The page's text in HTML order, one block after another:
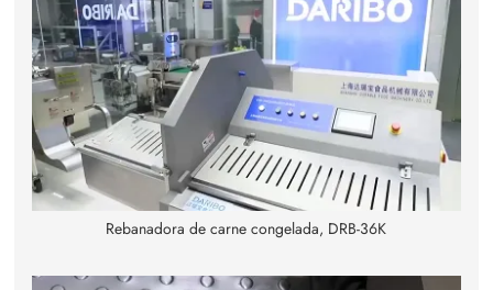
Rebanadora de carne congelada, DRB-36K